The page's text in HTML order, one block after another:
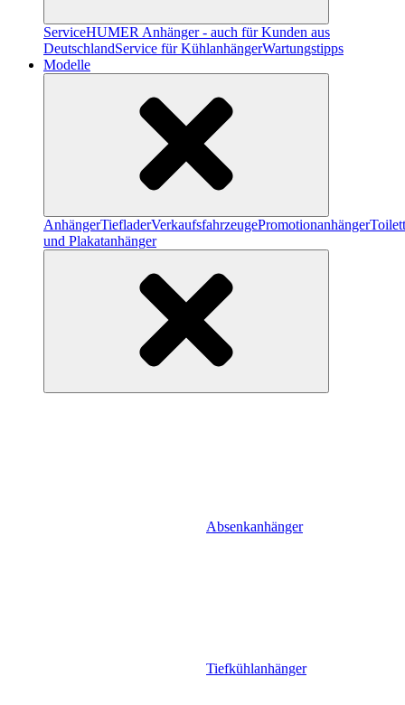
ServiceHUMER Anhänger - auch für Kunden aus
DeutschlandService für KühlanhängerWartungstipps
Modelle
AnhängerTiefladerVerkaufsfahrzeugePromotionanhänger
und Plakatanhänger
Absenkanhänger
Tiefkühlanhänger